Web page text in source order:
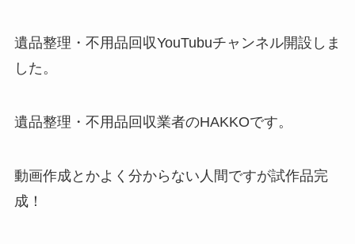
遺品整理・不用品回収YouTubuチャンネル開設しま
した。
遺品整理・不用品回収業者のHAKKOです。
動画作成とかよく分からない人間ですが試作品完
成！